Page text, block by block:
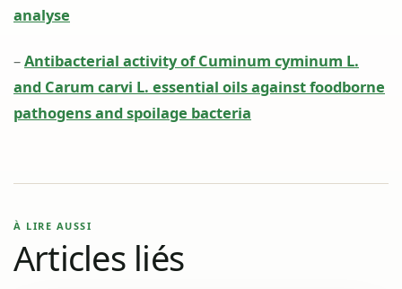
analyse
–Antibacterial activity of Cuminum cyminum L.
and Carum carvi L. essential oils against foodborne
pathogens and spoilage bacteria
À LIRE AUSSI
Articles liés